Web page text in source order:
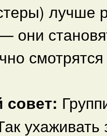
лучше
они
совет: